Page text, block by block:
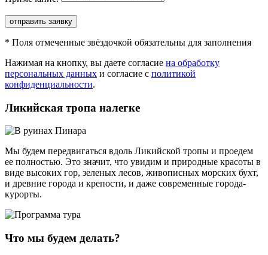
отправить заявку
* Поля отмеченные звёздочкой обязательны для заполнения
Нажимая на кнопку, вы даете согласие на обработку
персональных данных и согласие с политикой
конфиденциальности.
Ликийская тропа налегке
Мы будем передвигаться вдоль Ликийской тропы и проедем
ее полностью. Это значит, что увидим и природные красоты в
виде высоких гор, зеленых лесов, живописных морских бухт,
и древние города и крепости, и даже современные города-
курорты.
Что мы будем делать?